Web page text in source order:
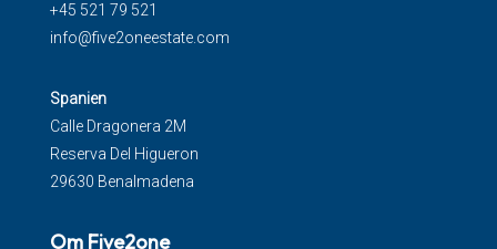
+45 521 79 521
info@five2oneestate.com
Spanien
Calle Dragonera 2M
Reserva Del Higueron
29630 Benalmadena
Om Five2one